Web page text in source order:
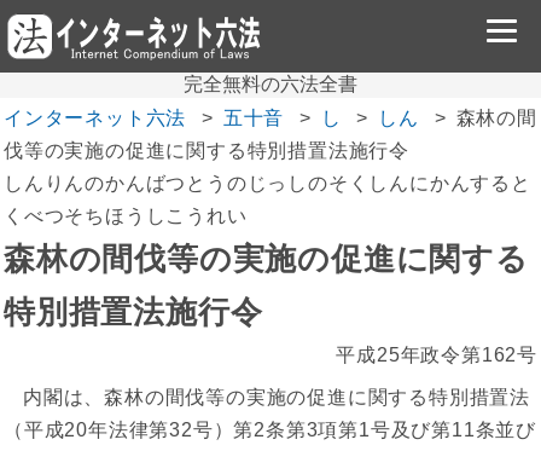
完全無料の六法全書
インターネット六法
五十音 し しん
森林の間
伐等の実施の促進に関する特別措置法施行令
しんりんのかんばつとうのじっしのそくしんにかんすると
くべつそちほうしこうれい
森林の間伐等の実施の促進に関する
特別措置法施行令
平成25年政令第162号
内閣は、森林の間伐等の実施の促進に関する特別措置法
（平成20年法律第32号）第2条第3項第1号及び第11条並び